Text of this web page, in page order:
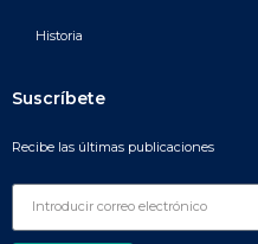
Historia
Suscríbete
Recibe las últimas publicaciones